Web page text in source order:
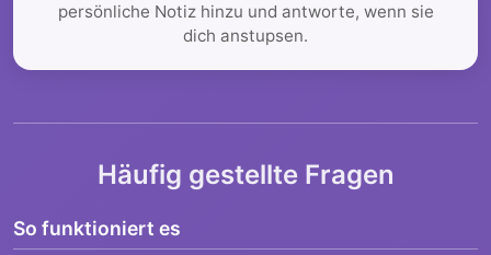
persönliche Notiz hinzu und antworte, wenn sie
dich anstupsen.
Häufig gestellte Fragen
So funktioniert es